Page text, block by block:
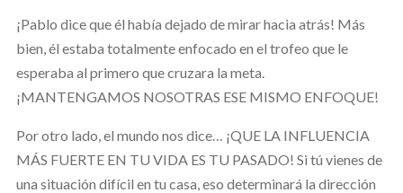
¡Pablo dice que él había dejado de mirar hacia atrás! Más
bien, él estaba totalmente enfocado en el trofeo que le
esperaba al primero que cruzara la meta.
¡MANTENGAMOS NOSOTRAS ESE MISMO ENFOQUE!
Por otro lado, el mundo nos dice… ¡QUE LA INFLUENCIA
MÁS FUERTE EN TU VIDA ES TU PASADO! Si tú vienes de
una situación difícil en tu casa, eso determinará la dirección